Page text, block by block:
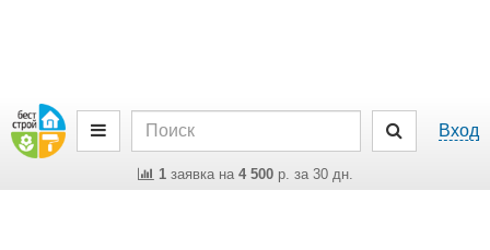
Вход
1заявка на 4 500р. за 30 дн.